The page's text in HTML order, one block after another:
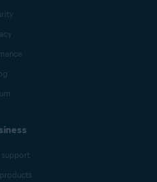
support